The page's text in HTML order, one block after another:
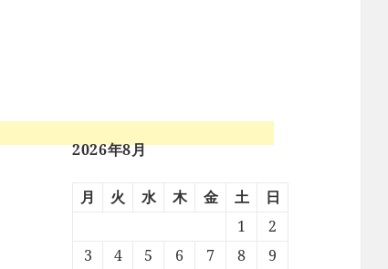
2026年8月
月 火 水 木 金 土
日
1
2
3
4 5 6 7 8
9